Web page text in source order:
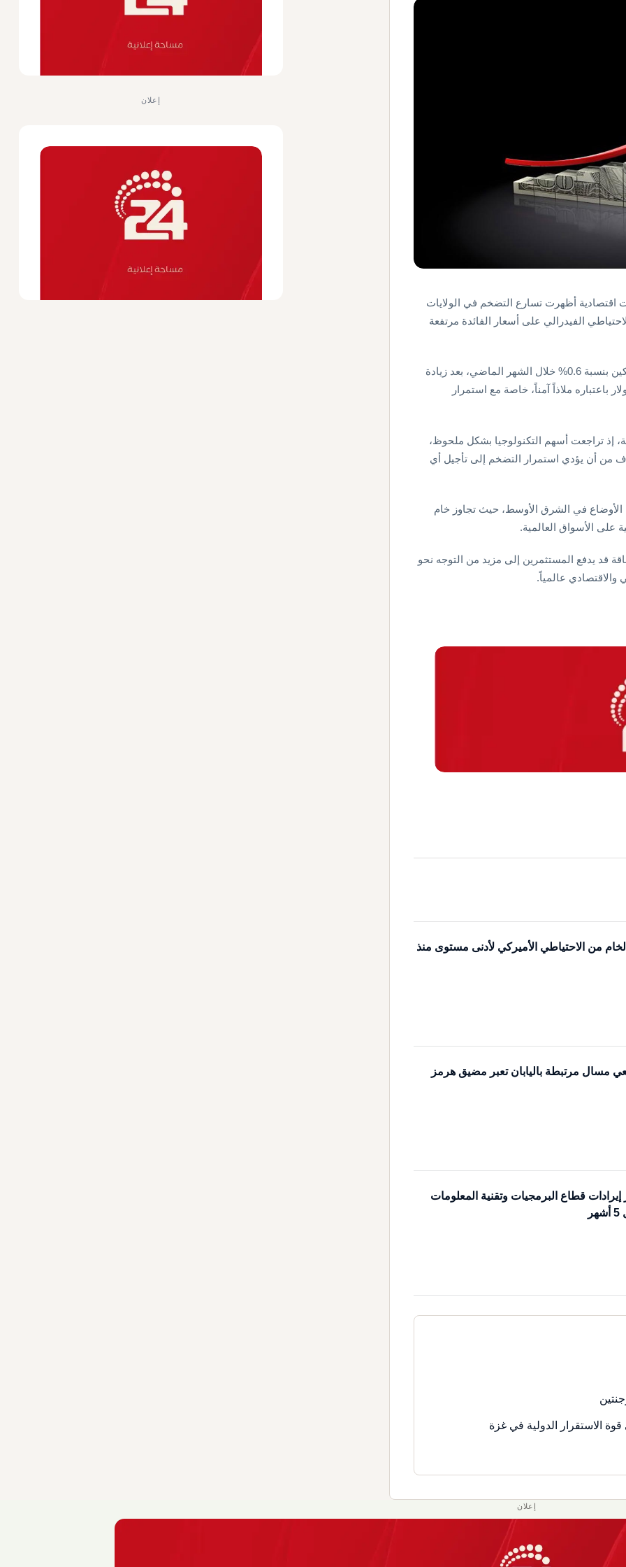
اقتصادية أظهرت تسارع التضخم في الولايات
الفيدرالي على أسعار الفائدة مرتفعة
ووفق بيانات وزارة العمل الأميركية، ارتفع مؤشر أسعار المستهلكين بنسبة 0.6% خلال الشهر الماضي، بعد زيادة
باعتباره ملاذاً آمناً، خاصة مع استمرار
إذ تراجعت أسهم التكنولوجيا بشكل ملحوظ،
أن يؤدي استمرار التضخم إلى تأجيل أي
الأوضاع في الشرق الأوسط، حيث تجاوز خام
قد يدفع المستثمرين إلى مزيد من التوجه نحو
عالمياً.
من الاحتياطي الأميركي لأدنى مستوى منذ
مسال مرتبطة باليابان تعبر مضيق هرمز
إيرادات قطاع البرمجيات وتقنية المعلومات
الاستقرار الدولية في غزة
إعلان
إعلان